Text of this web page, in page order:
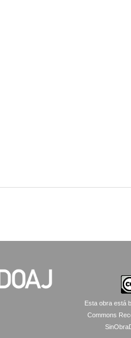
Esta obra está
Commons